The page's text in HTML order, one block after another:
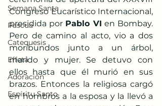
Semana Santa
Pascua
Catequesis
Effetá
Adoración
Espíritu Santo
Congreso Eucarístico Internacional,
presidida por Pablo VI en Bombay.
Pero de camino al acto, vio a dos
moribundos junto a un árbol,
marido y mujer. Se detuvo con
ellos hasta que él murió en sus
brazos. Entonces la religiosa cargó
en hombros a la esposa y la llevó a